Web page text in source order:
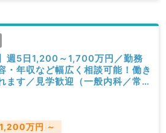
週5日1,200～1,700万円／勤務
・年収など幅広く相談可能！働き
ます／見学歓迎（一般内科／常
万円 ～